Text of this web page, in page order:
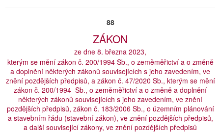
88
ZÁKON
ze dne 8. března 2023,
kterým se mění zákon č. 200/1994 Sb., o zeměměřictví a o změně
a doplnění některých zákonů souvisejících s jeho zavedením, ve
znění pozdějších předpisů, a zákon č. 47/2020 Sb., kterým se mění
zákon č. 200/1994 Sb., o zeměměřictví a o změně a doplnění
některých zákonů souvisejících s jeho zavedením, ve znění
pozdějších předpisů, zákon č. 183/2006 Sb., o územním plánování
a stavebním řádu (stavební zákon), ve znění pozdějších předpisů,
a další související zákony, ve znění pozdějších předpisů